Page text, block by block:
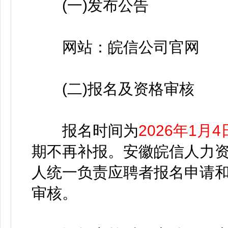
(一)发布公告
网站：皖信公司官网
(二)报名及资格审核
报名时间为2026年1月4
期不再补报。安徽皖信人力
人统一负责应聘者报名申请
审核。